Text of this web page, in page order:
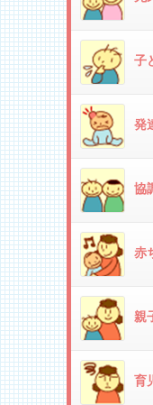
子
発
協
赤
親
育